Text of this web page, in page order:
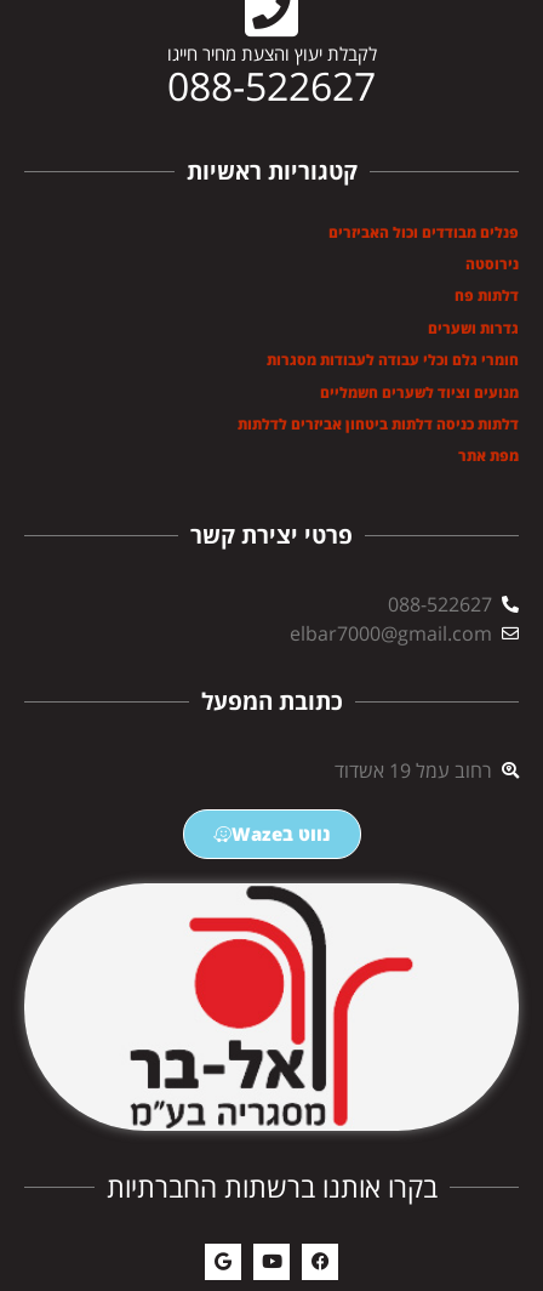
לקבלת יעוץ והצעת מחיר חייגו
088-522627
בקרו אותנו ברשתות החברתיות
פרטי יצירת קשר
088-522627
elbar7000@gmail.com
כתובת המפעל
רחוב עמל 19 אשדוד
נווט בWaze
קטגוריות ראשיות
פנלים מבודדים וכול האביזרים
נירוסטה
דלתות פח
גדרות ושערים
חומרי גלם וכלי עבודה לעבודות מסגרות
מנועים וציוד לשערים חשמליים
דלתות כניסה דלתות ביטחון אביזרים לדלתות
מפת אתר